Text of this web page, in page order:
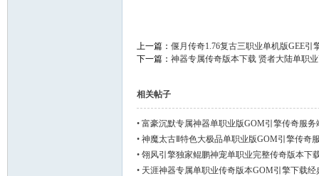
上一篇： 偃月传奇1.76复古三职业单机版GEE引
下一篇： 神器专属传奇版本下载 贤者大陆单职
相关帖子
• 富豪沉默专属神器单职业版GOM引擎传奇服务
• 神魔太古Ⅱ特色大极品单职业版GOM引擎传奇
• 翎风引擎独家鲲鹏神宠单职业完整传奇版本下
• 天涯神器专属单职业传奇版本GOM引擎下载